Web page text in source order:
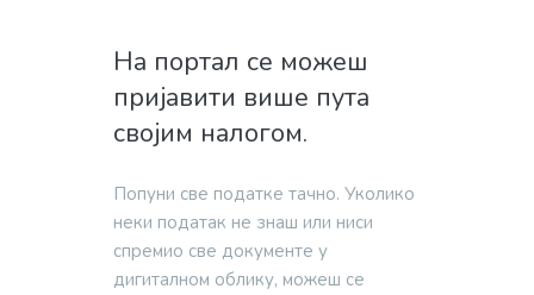
На портал се можеш
пријавити више пута
својим налогом.
Попуни све податке тачно. Уколико
неки податак не знаш или ниси
спремио све документе у
дигиталном облику, можеш се